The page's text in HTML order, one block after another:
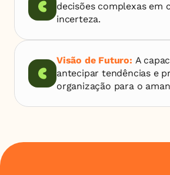
decisões complexas em
incerteza.
Visão de Futuro: A
antecipar tendências e
organização para o